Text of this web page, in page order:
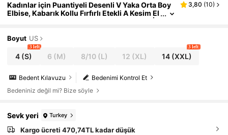
Kadınlar için Puantiyeli Desenli V Yaka Orta Boy
Elbise, Kabarık Kollu Fırfırlı Etekli A Kesim El
bise, Şık Günlük Giyim Anneler Günü Tatil İlk
3,80 (10)
Boyut US
4 (S)
3 left
6 (M) 8/10(L) 12 (XL) 14 (XXL)
3 left
Bedenimi Kontrol Et
Bedent Kılavuzu
Bedeniniz değil mi? Bize söyle
Sevk yeri Turkey
Kargo ücreti 470,74TL kadar düşük